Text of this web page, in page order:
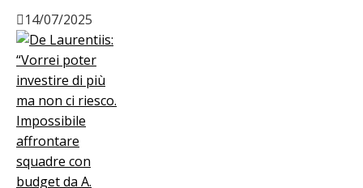
14/07/2025